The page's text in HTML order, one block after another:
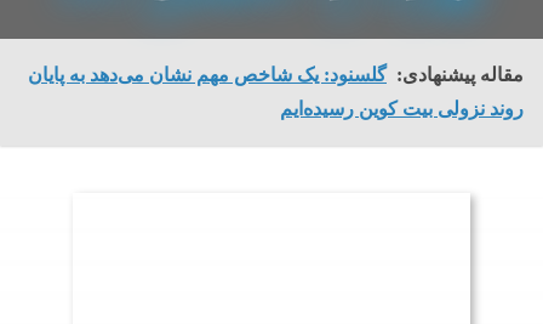
مقاله پیشنهادی: گلسنود: یک شاخص مهم نشان می‌دهد به پایان
روند نزولی بیت کوین رسیده‌ایم